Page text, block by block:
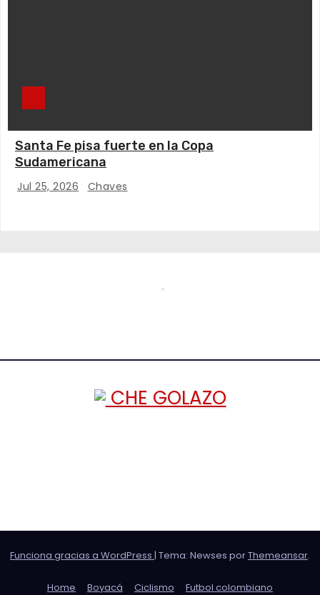
Santa Fe pisa fuerte en la Copa
Sudamericana
Jul 25, 2026 Chaves
Funciona gracias a WordPress | Tema: Newses porThemeansar.
Home Boyacá Ciclismo
Futbol colombiano